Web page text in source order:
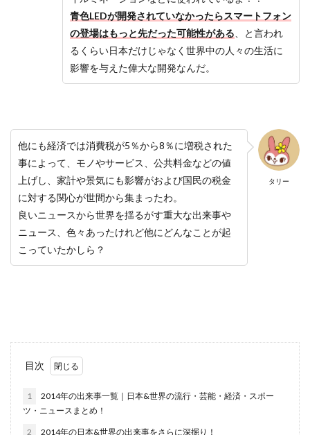
青色LEDが開発されていなかったらスマートフォン
の登場はもっと先だった可能性がある 、と言われ
るくらい日本だけじゃなく世界中の人々の生活に
影響を与えた偉大な開発なんだ。
タリー
他にも経済では消費税が5％から8％に増税された
事によって、モノやサービス、公共料金などの値
上げし、家計や景気にも影響がおよび国民の税金
に対する関心が世間から集まったわ。
良いニュースから世界を揺るがす重大な出来事や
ニュース、色々あったけれど他にどんなことが起
こっていたかしら？
目次
1
2014年の出来事一覧｜日本&世界の流行・芸能・経済・スポー
ツ・ニュースまとめ！
2 2014年の日本&世界の出来事をさらに深掘り！